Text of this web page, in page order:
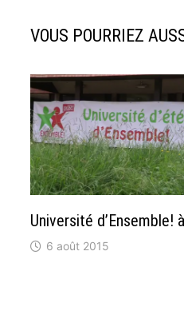
VOUS POURRIEZ
Université d’Ensemble!
6 août 2015